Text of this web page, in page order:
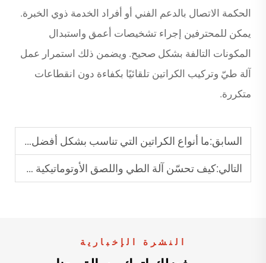
الحكمة الاتصال بالدعم الفني أو أفراد الخدمة ذوي الخبرة.
يمكن للمحترفين إجراء تشخيصات أعمق واستبدال
المكونات التالفة بشكل صحيح. ويضمن ذلك استمرار عمل
آلة طيّ وتركيب الكراتين تلقائيًا بكفاءة دون انقطاعات
متكررة.
السابق:ما أنواع الكراتين التي تناسب بشكل أفضل مع آلات الطي واللصق التلقائية؟
التالي:كيف تحسّن آلة الطي واللصق الأوتوماتيكية سرعة الإنتاج؟
النشرة الإخبارية